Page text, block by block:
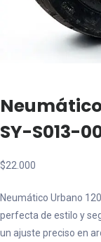
SY-S013-
$22.000
Neumático Urbano
perfecta de estilo y
un ajuste preciso en